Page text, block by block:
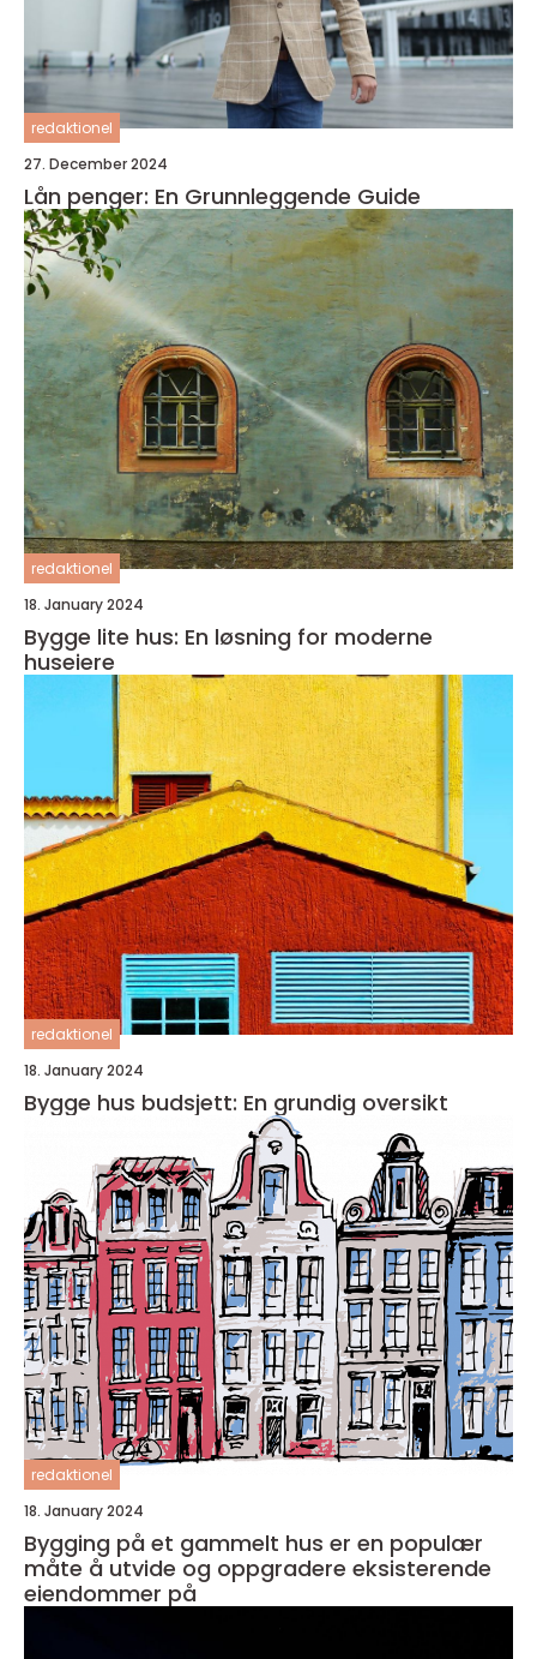
redaktionel
27. December 2024
Lån penger: En Grunnleggende Guide
redaktionel
18. January 2024
Bygge lite hus: En løsning for moderne
huseiere
redaktionel
18. January 2024
Bygge hus budsjett: En grundig oversikt
redaktionel
18. January 2024
Bygging på et gammelt hus er en populær
måte å utvide og oppgradere eksisterende
eiendommer på